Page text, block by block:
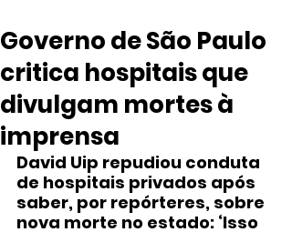
Governo de São Paulo
critica hospitais que
divulgam mortes à
imprensa
David Uip repudiou conduta
de hospitais privados após
saber, por repórteres, sobre
nova morte no estado: ‘Isso